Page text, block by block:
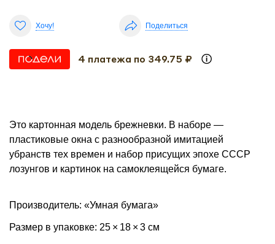
Хочу! Поделиться
4 платежа по 349.75 ₽
Это картонная модель брежневки. В наборе —
пластиковые окна с разнообразной имитацией
убранств тех времен и набор присущих эпохе СССР
лозунгов и картинок на самоклеящейся бумаге.
Производитель: «Умная бумага»
Размер в упаковке: 25 × 18 × 3 см